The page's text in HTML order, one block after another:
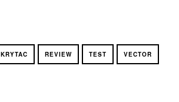
KRYTAC REVIEW TEST VECTOR